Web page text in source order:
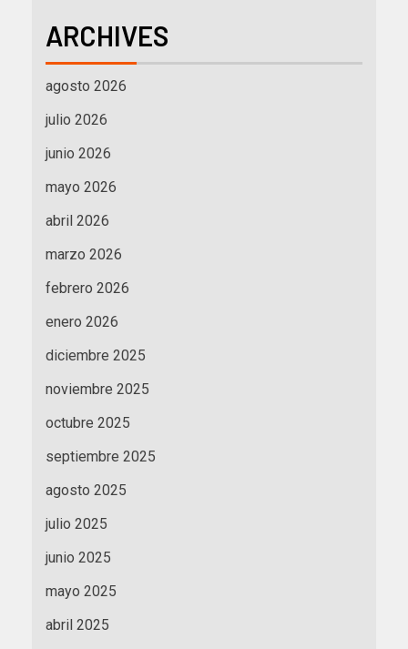
ARCHIVES
agosto 2026
julio 2026
junio 2026
mayo 2026
abril 2026
marzo 2026
febrero 2026
enero 2026
diciembre 2025
noviembre 2025
octubre 2025
septiembre 2025
agosto 2025
julio 2025
junio 2025
mayo 2025
abril 2025